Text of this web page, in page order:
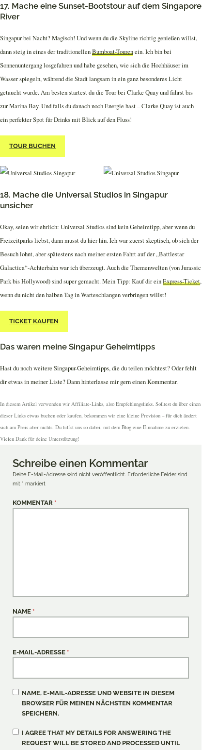
17. Mache eine Sunset-Bootstour auf dem Singapore
River
Singapur bei Nacht? Magisch! Und wenn du die Skyline richtig genießen willst,
dann steig in eines der traditionellenBumboat-Tourenein. Ich bin bei
Sonnenuntergang losgefahren und habe gesehen, wie sich die Hochhäuser im
Wasser spiegeln, während die Stadt langsam in ein ganz besonderes Licht
getaucht wurde. Am besten startest du die Tour bei Clarke Quay und fährst bis
zur Marina Bay. Und falls du danach noch Energie hast – Clarke Quay ist auch
ein perfekter Spot für Drinks mit Blick auf den Fluss!
TOUR BUCHEN
18. Mache die Universal Studios in Singapur
unsicher
Okay, seien wir ehrlich: Universal Studios sind kein Geheimtipp, aber wenn du
Freizeitparks liebst, dann musst du hier hin. Ich war zuerst skeptisch, ob sich der
Besuch lohnt, aber spätestens nach meiner ersten Fahrt auf der „Battlestar
Galactica“-Achterbahn war ich überzeugt. Auch die Themenwelten (von Jurassic
Park bis Hollywood) sind super gemacht. Mein Tipp: Kauf dir einExpress-Ticket,
wenn du nicht den halben Tag in Warteschlangen verbringen willst!
TICKET KAUFEN
Das waren meine Singapur Geheimtipps
Hast du noch weitere Singapur-Geheimtipps, die du teilen möchtest? Oder fehlt
dir etwas in meiner Liste? Dann hinterlasse mir gern einen Kommentar.
In diesem Artikel verwenden wir Affiliate-Links, also Empfehlungslinks. Solltest du über einen
dieser Links etwas buchen oder kaufen, bekommen wir eine kleine Provision – für dich ändert
sich am Preis aber nichts. Du hilfst uns so dabei, mit dem Blog eine Einnahme zu erzielen.
Vielen Dank für deine Unterstützung!
Schreibe einen Kommentar
Deine E-Mail-Adresse wird nicht veröffentlicht. Erforderliche Felder sind
mit * markiert
KOMMENTAR *
NAME *
E-MAIL-ADRESSE *
NAME, E-MAIL-ADRESSE UND WEBSITE IN DIESEM
BROWSER FÜR MEINEN NÄCHSTEN KOMMENTAR
SPEICHERN.
I AGREE THAT MY DETAILS FOR ANSWERING THE
REQUEST WILL BE STORED AND PROCESSED UNTIL